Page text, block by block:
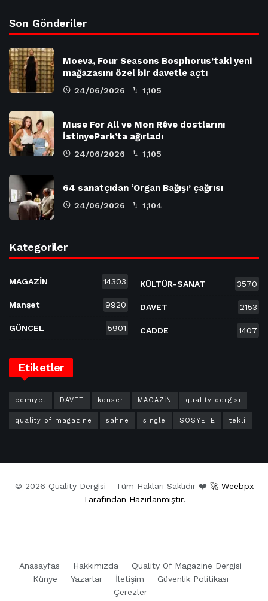
Son Gönderiler
Moeva, Four Seasons Bosphorus’taki yeni
mağazasını özel bir davetle açtı
24/06/2026 1,105
Muse For All ve Mon Rêve dostlarını
İstinyePark’ta ağırladı
24/06/2026 1,105
64 sanatçıdan ‘Organ Bağışı’ çağrısı
24/06/2026 1,104
Kategoriler
MAGAZİN 14303
Manşet 9920
GÜNCEL 5901
KÜLTÜR-SANAT 3570
DAVET 2153
CADDE 1407
Etiketler
cemiyet DAVET konser MAGAZİN quality dergisi
quality of magazine sahne single SOSYETE tekli
© 2026 Quality Dergisi - Tüm Hakları Saklıdır ❤️ 🚀 Weebpx
Tarafından Hazırlanmıştır.
Anasayfas Hakkımızda
Quality Of Magazine Dergisi
Künye
Yazarlar İletişim
Güvenlik Politikası
Çerezler